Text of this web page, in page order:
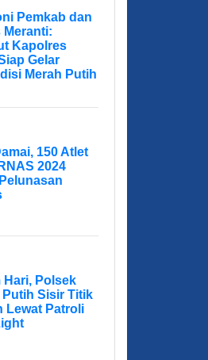
Pemkab dan
Meranti:
Kapolres
Gelar
Merah Putih
150 Atlet
2024
Hari, Polsek
Putih Sisir Titik
Lewat Patroli